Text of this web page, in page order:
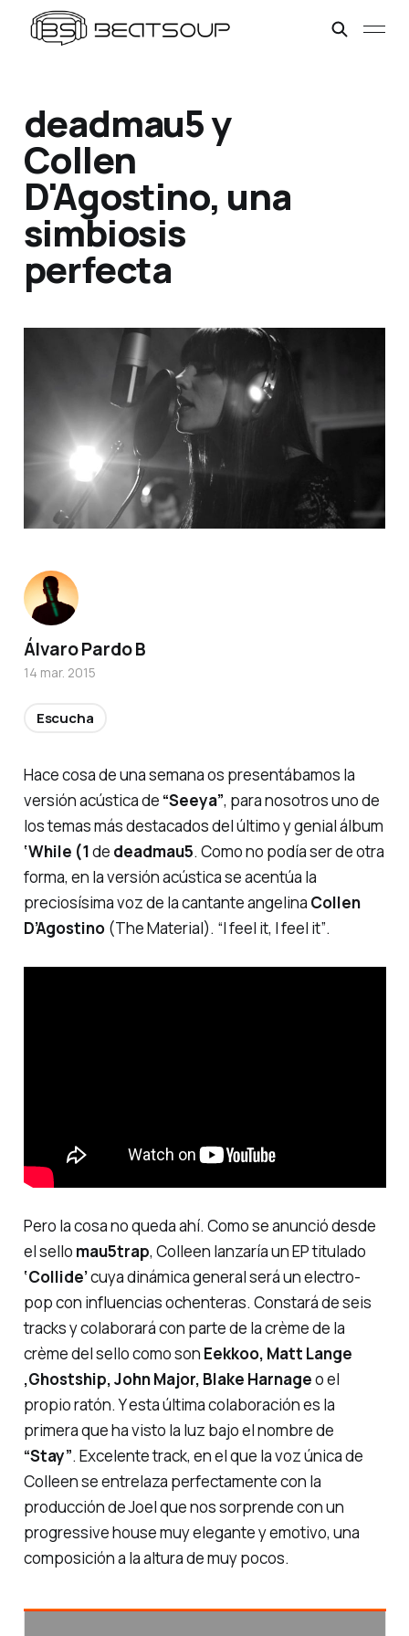
deadmau5 y
Collen
D'Agostino, una
simbiosis
perfecta
Hace cosa de una semana os presentábamos la
versión acústica de “Seeya”, para nosotros uno de
los temas más destacados del último y genial álbum
‘While (1de deadmau5. Como no podía ser de otra
forma, en la versión acústica se acentúa la
preciosísima voz de la cantante angelina Collen
D’Agostino(The Material). “I feel it, I feel it”.
Pero la cosa no queda ahí. Como se anunció desde
el sello mau5trap, Colleen lanzaría un EP titulado
‘Collide’cuya dinámica general será un electro-
pop con influencias ochenteras. Constará de seis
tracks y colaborará con parte de la crème de la
crèmedel sello como son Eekkoo, Matt Lange
,Ghostship, John Major, Blake Harnageo el
propio ratón. Y esta última colaboración es la
primera que ha visto la luz bajo el nombre de
“Stay”. Excelente track, en el que la voz única de
Colleen se entrelaza perfectamente con la
producción de Joel que nos sorprende con un
progressive house muy elegante y emotivo, una
composición a la altura de muy pocos.
Álvaro Pardo B
14 mar. 2015
Escucha